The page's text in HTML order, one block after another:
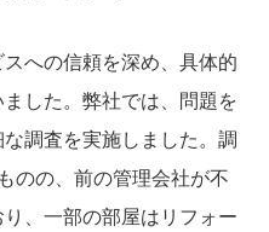
への信頼を深め、具体的
した。弊社では、問題を
調査を実施しました。調
のの、前の管理会社が不
、一部の部屋はリフォー